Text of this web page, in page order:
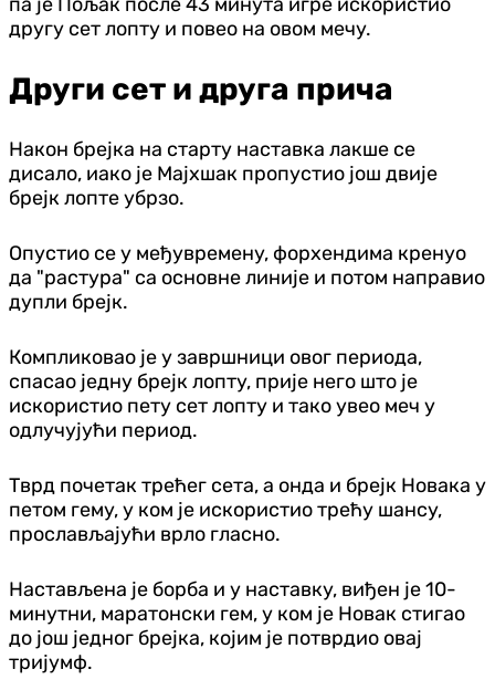
па је Пољак после 43 минута игре искористио
другу сет лопту и повео на овом мечу.
Други сет и друга прича
Након брејка на старту наставка лакше се
дисало, иако је Мајхшак пропустио још двије
брејк лопте убрзо.
Опустио се у међувремену, форхендима кренуо
да "растура" са основне линије и потом направио
дупли брејк.
Компликовао је у завршници овог периода,
спасао једну брејк лопту, прије него што је
искористио пету сет лопту и тако увео меч у
одлучујући период.
Тврд почетак трећег сета, а онда и брејк Новака у
петом гему, у ком је искористио трећу шансу,
прослављајући врло гласно.
Настављена је борба и у наставку, виђен је 10-
минутни, маратонски гем, у ком је Новак стигао
до још једног брејка, којим је потврдио овај
тријумф.